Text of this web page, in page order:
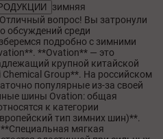
зимняя
вопрос! Вы затронули
обсуждений среди
подробно с зимними
**Ovation** — это
крупной китайской
Group**. На российском
популярные из-за своей
шины Ovation: общая
к категории
тип зимних шин)**.
мягкая